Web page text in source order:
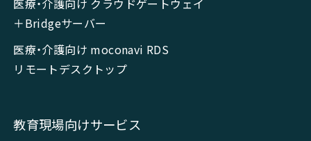
医療・介護向け クラウドゲートウェイ
＋Bridgeサーバー
医療・介護向け moconavi RDS
リモートデスクトップ
教育現場向けサービス